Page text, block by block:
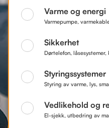
Varme og energi
Varmepumpe,
Sikkerhet
Dørtelefon, låsesystemer,
Styringssystemer
Styring av varme, lys,
Vedlikehold og
El-sjekk, utbedring av